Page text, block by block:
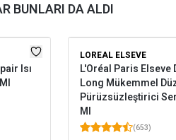
BUNLARI DA ALDI
Isı
LOREAL ELSEVE
L'Oréal Paris Elseve
Long Mükemmel
Pürüzsüzleştirici
Ml
(653)